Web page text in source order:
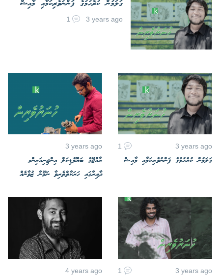
ގަލަމުން ކުރެހުމުގެ ފަންނުވެރިކަމާއި މާއިޝް
3 years ago
1
3 years ago
1
ގަލަމުން ކުރެހުމުގެ ފަންނުވެރިކަމާއި މާއިޝް
3 years ago
ރާއްޖޭގެ ބަޔޮމެޑިކަލް އިންޖިނިއަރިންގ
ދާއިރާގައި ހަރަކާތްތެރިވާ ނަމޫނާ ޒުވާނެއް
3 years ago
1
4 years ago